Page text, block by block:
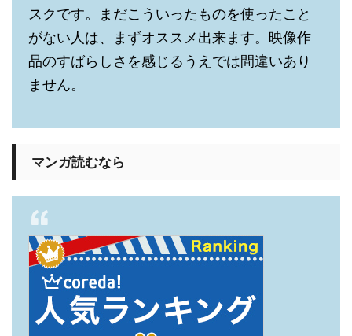
スクです。まだこういったものを使ったこと
がない人は、まずオススメ出来ます。映像作
品のすばらしさを感じるうえでは間違いあり
ません。
マンガ読むなら